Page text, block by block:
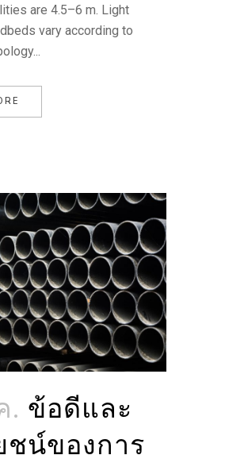
are 4.5–6 m. Light
vary according to
. ข้อดีและ
ชน์ของการ